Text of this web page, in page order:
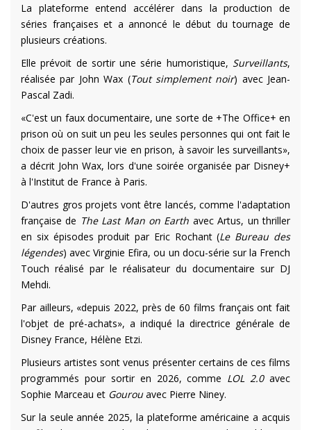
La plateforme entend accélérer dans la production de
séries françaises et a annoncé le début du tournage de
plusieurs créations.
Elle prévoit de sortir une série humoristique, Surveillants,
réalisée par John Wax (Tout simplement noir) avec Jean-
Pascal Zadi.
«C'est un faux documentaire, une sorte de +The Office+ en
prison où on suit un peu les seules personnes qui ont fait le
choix de passer leur vie en prison, à savoir les surveillants»,
a décrit John Wax, lors d'une soirée organisée par Disney+
à l'Institut de France à Paris.
D'autres gros projets vont être lancés, comme l'adaptation
française de The Last Man on Earth avec Artus, un thriller
en six épisodes produit par Eric Rochant (Le Bureau des
légendes) avec Virginie Efira, ou un docu-série sur la French
Touch réalisé par le réalisateur du documentaire sur DJ
Mehdi.
Par ailleurs, «depuis 2022, près de 60 films français ont fait
l'objet de pré-achats», a indiqué la directrice générale de
Disney France, Hélène Etzi.
Plusieurs artistes sont venus présenter certains de ces films
programmés pour sortir en 2026, comme LOL 2.0avec
Sophie Marceau et Gourouavec Pierre Niney.
Sur la seule année 2025, la plateforme américaine a acquis